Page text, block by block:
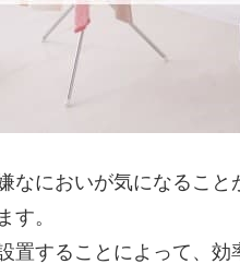
なにおいが気になるこ
す。
置することによって、効